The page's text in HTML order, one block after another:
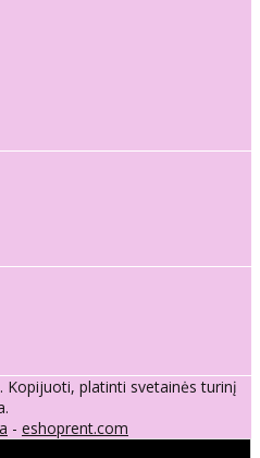
platinti svetainės turinį
- eshoprent.com